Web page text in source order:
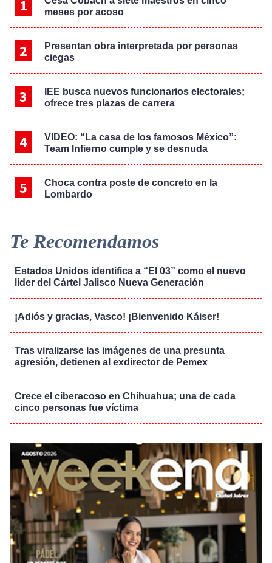
meses por acoso
Presentan obra interpretada por personas
ciegas
IEE busca nuevos funcionarios electorales;
ofrece tres plazas de carrera
VIDEO: “La casa de los famosos México”:
Team Infierno cumple y se desnuda
Choca contra poste de concreto en la
Lombardo
Te Recomendamos
Estados Unidos identifica a “El 03” como el nuevo
líder del Cártel Jalisco Nueva Generación
¡Adiós y gracias, Vasco! ¡Bienvenido Káiser!
Tras viralizarse las imágenes de una presunta
agresión, detienen al exdirector de Pemex
Crece el ciberacoso en Chihuahua; una de cada
cinco personas fue víctima